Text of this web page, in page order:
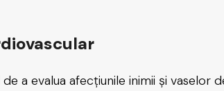
a evalua afecțiunile inimii și vaselor